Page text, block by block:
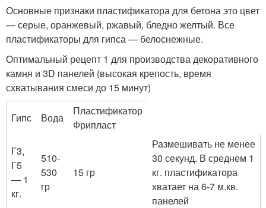
Основные признаки пластификатора для бетона это цвет
— серые, оранжевый, ржавый, бледно желтый. Все
пластификаторы для гипса — белоснежные.
Оптимальный рецепт 1 для производства декоративного
камня и 3D панелей (высокая крепость, время
схватывания смеси до 15 минут)
Гипс Вода
Пластификатор
Фрипласт
Г3,
Г5
— 1
кг.
510-
530
гр
15 гр
Размешивать не менее
30 секунд. В среднем 1
кг. пластификатора
хватает на 6-7 м.кв.
панелей